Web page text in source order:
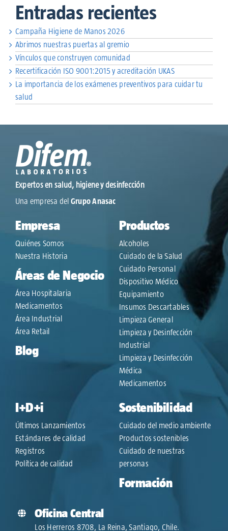
Entradas recientes
Campaña Higiene de Manos 2026
Abrimos nuestras puertas al gremio
Vínculos que construyen comunidad
Recertificación ISO 9001:2015 y acreditación UKAS
La importancia de los exámenes preventivos para cuidar tu
salud
Expertos en salud, higiene y desinfección
Una empresa del Grupo Anasac
Empresa
Quiénes Somos
Nuestra Historia
Áreas de Negocio
Área Hospitalaria
Medicamentos
Área Industrial
Área Retail
Blog
Productos
Alcoholes
Cuidado de la Salud
Cuidado Personal
Dispositivo Médico
Equipamiento
Insumos Descartables
Limpieza General
Limpieza y Desinfección
Industrial
Limpieza y Desinfección
Médica
Medicamentos
I+D+i
Últimos Lanzamientos
Estándares de calidad
Registros
Política de calidad
Sostenibilidad
Cuidado del medio ambiente
Productos sostenibles
Cuidado de nuestras
personas
Formación
Oficina Central
Los Herreros 8708, La Reina, Santiago, Chile.